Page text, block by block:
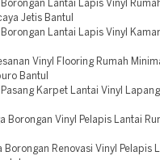
Lantai Lapis Vinyl
Jetis Bantul
Lantai Lapis Vinyl
Vinyl Flooring Rumah
Bantul
Karpet Lantai Vinyl
Borongan Vinyl Pelapis Lantai
Renovasi Vinyl Pelapis